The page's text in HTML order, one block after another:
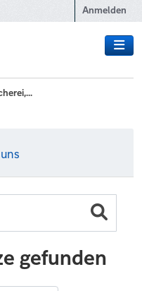
Anmelden
gefunden